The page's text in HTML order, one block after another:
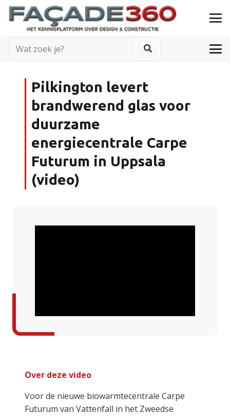
Pilkington levert
brandwerend glas voor
duurzame
energiecentrale Carpe
Futurum in Uppsala
(video)
Over deze video
Voor de nieuwe biowarmtecentrale Carpe
Futurum van Vattenfall in het Zweedse